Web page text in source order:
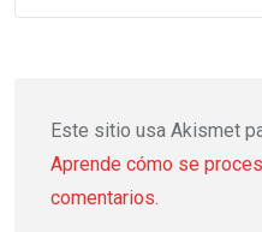
Este sitio usa Akismet
Aprende cómo se
comentarios.